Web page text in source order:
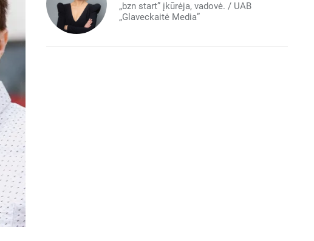
„bzn start” įkūrėja, vadovė. / UAB
„Glaveckaitė Media”